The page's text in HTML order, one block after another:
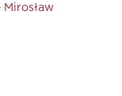
Mirosław